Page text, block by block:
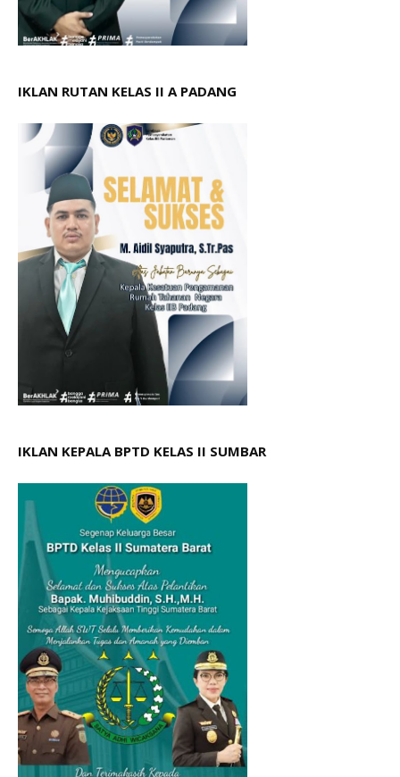
IKLAN RUTAN KELAS II A PADANG
IKLAN KEPALA BPTD KELAS II SUMBAR